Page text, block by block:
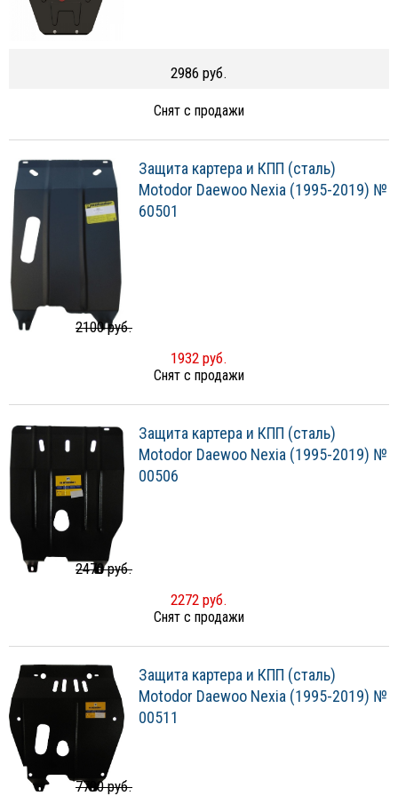
2986 руб.
Снят с продажи
Защита картера и КПП (сталь)
Motodor Daewoo Nexia (1995-2019) №
60501
2100 руб.
1932 руб.
Снят с продажи
Защита картера и КПП (сталь)
Motodor Daewoo Nexia (1995-2019) №
00506
2470 руб.
2272 руб.
Снят с продажи
Защита картера и КПП (сталь)
Motodor Daewoo Nexia (1995-2019) №
00511
7790 руб.